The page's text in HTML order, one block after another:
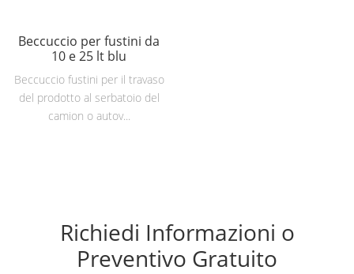
Beccuccio per fustini da
10 e 25 lt blu
Beccuccio fustini per il travaso
del prodotto al serbatoio del
camion o autov...
Richiedi Informazioni o
Preventivo Gratuito